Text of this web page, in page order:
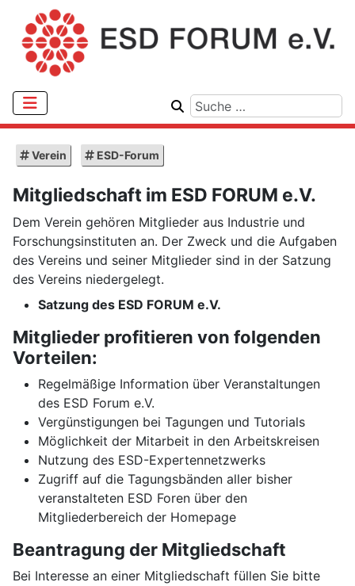
Verein ESD-Forum
Mitgliedschaft im ESD FORUM e.V.
Dem Verein gehören Mitglieder aus Industrie und
Forschungsinstituten an. Der Zweck und die Aufgaben
des Vereins und seiner Mitglieder sind in der Satzung
des Vereins niedergelegt.
Satzung des ESD FORUM e.V.
Mitglieder profitieren von folgenden
Vorteilen:
Regelmäßige Information über Veranstaltungen
des ESD Forum e.V.
Vergünstigungen bei Tagungen und Tutorials
Möglichkeit der Mitarbeit in den Arbeitskreisen
Nutzung des ESD-Expertennetzwerks
Zugriff auf die Tagungsbänden aller bisher
veranstalteten ESD Foren über den
Mitgliederbereich der Homepage
Beantragung der Mitgliedschaft
Bei Interesse an einer Mitgliedschaft füllen Sie bitte